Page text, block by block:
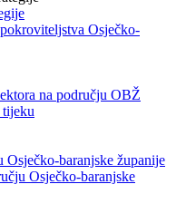
Osječko-
na području OBŽ
baranjske županije
Osječko-baranjske